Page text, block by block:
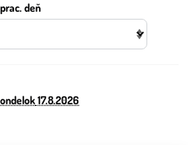
deň
17.8.2026